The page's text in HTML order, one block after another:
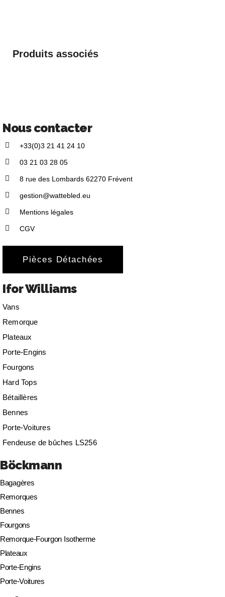
Produits associés
Nous contacter
+33(0)3 21 41 24 10
03 21 03 28 05
8 rue des Lombards 62270 Frévent
gestion@wattebled.eu
Mentions légales
CGV
Pièces Détachées
Ifor Williams
Vans
Remorque
Plateaux
Porte-Engins
Fourgons
Hard Tops
Bétaillères
Bennes
Porte-Voitures
Fendeuse de bûches LS256
Böckmann
Bagagères
Remorques
Bennes
Fourgons
Remorque-Fourgon Isotherme
Plateaux
Porte-Engins
Porte-Voitures